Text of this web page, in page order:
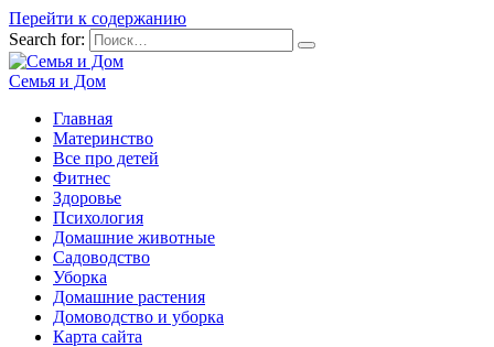
Перейти к содержанию
Search for:
Семья и Дом
Главная
Материнство
Все про детей
Фитнес
Здоровье
Психология
Домашние животные
Садоводство
Уборка
Домашние растения
Домоводство и уборка
Карта сайта